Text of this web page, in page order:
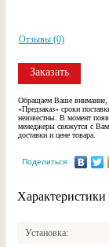
Отзывы (0)
Заказать
Обращаем Ваше внимание,
«Предзаказ» сроки
неизвестны. В момент
менеджеры свяжутся с
доставки и цене товара.
Поделиться
Характеристики
Установка